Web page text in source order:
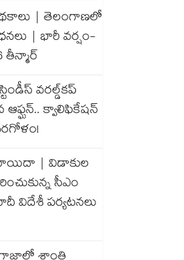
| తెలంగాణలో
| భారీ వర్షం-
తీన్మార్
వరల్డ్‌కప్
ఆఫ్ఘన్.. క్వాలిఫికేషన్
వాయిదా | విడాకుల
సీఎం
విదేశీ పర్యటనలు